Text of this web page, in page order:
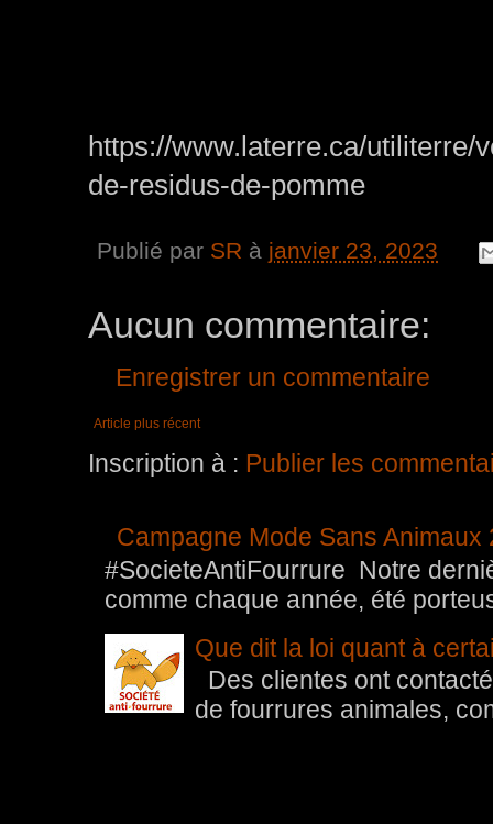
https://www.laterre.ca/
de-residus-de-pomme
Publié par SR à janvier 23, 2023
Aucun commentaire:
Enregistrer un commentaire
Article plus récent
Inscription à : Publier les
Campagne Mode Sans Animaux
#SocieteAntiFourrure Notre
comme chaque année, été
Que dit la loi quant à
Des clientes ont
de fourrures animales,